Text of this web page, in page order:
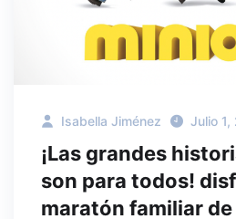
Isabella Jiménez Julio 1,
¡Las grandes
son para todos!
maratón familiar